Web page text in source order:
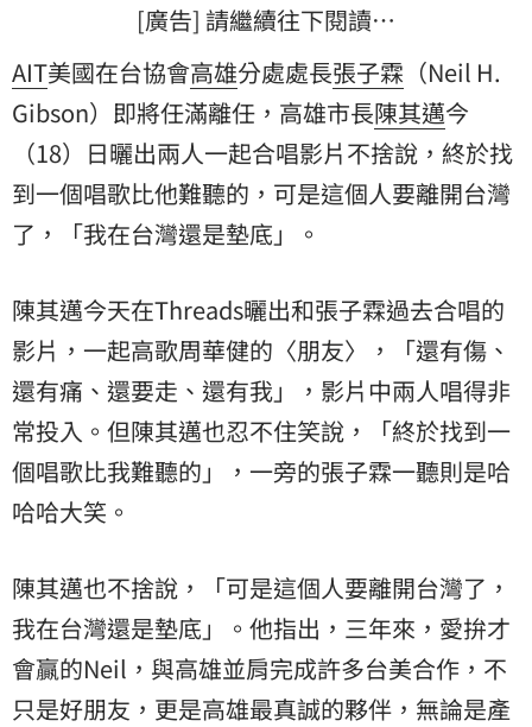
[廣告] 請繼續往下閱讀…
AIT美國在台協會高雄分處處長張子霖 （Neil H.
Gibson）即將任滿離任，高雄市長陳其邁今
（18）日曬出兩人一起合唱影片不捨說，終於找
到一個唱歌比他難聽的，可是這個人要離開台灣
了，「我在台灣還是墊底」。
陳其邁今天在Threads曬出和張子霖過去合唱的
影片，一起高歌周華健的〈朋友〉，「還有傷、
還有痛、還要走、還有我」，影片中兩人唱得非
常投入。但陳其邁也忍不住笑說，「終於找到一
個唱歌比我難聽的」，一旁的張子霖一聽則是哈
哈哈大笑。
陳其邁也不捨說，「可是這個人要離開台灣了，
我在台灣還是墊底」。他指出，三年來，愛拚才
會贏的Neil，與高雄並肩完成許多台美合作，不
只是好朋友，更是高雄最真誠的夥伴，無論是產